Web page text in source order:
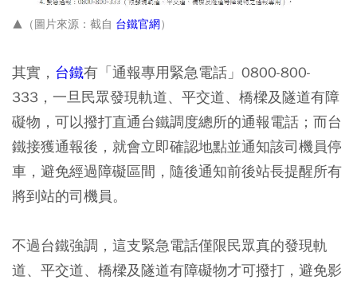
▲（圖片來源：截自 台鐵官網）
其實， 台鐵有「通報專用緊急電話」0800-800-
333 ，一旦民眾發現軌道、平交道、橋樑及隧道有障
礙物，可以撥打直通台鐵調度總所的通報電話；而台
鐵接獲通報後，就會立即確認地點並通知該司機員停
車 ，避免經過障礙區間，隨後通知前後站長提醒所有
將到站的司機員。
不過台鐵強調，這支緊急電話僅限民眾真的發現軌
道、平交道、橋樑及隧道有障礙物才可撥打，避免影